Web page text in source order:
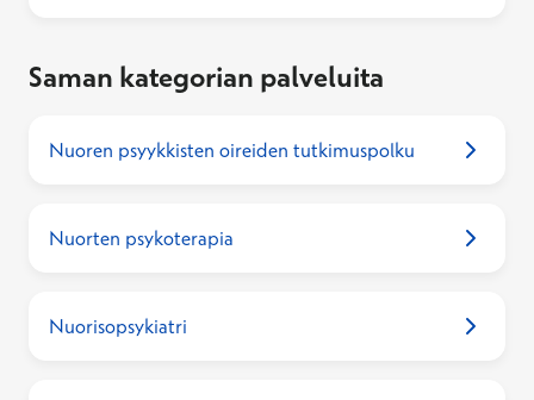
Saman kategorian palveluita
Nuoren psyykkisten oireiden tutkimuspolku
Nuorten psykoterapia
Nuorisopsykiatri